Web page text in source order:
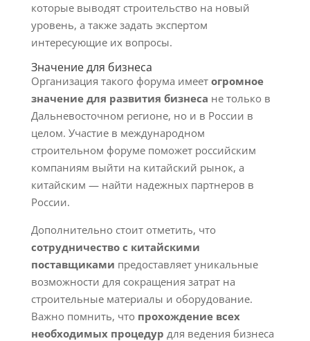
которые выводят строительство на новый
уровень, а также задать экспертом
интересующие их вопросы.
Значение для бизнеса
Организация такого форума имеет огромное
значение для развития бизнеса не только в
Дальневосточном регионе, но и в России в
целом. Участие в международном
строительном форуме поможет российским
компаниям выйти на китайский рынок, а
китайским — найти надежных партнеров в
России.
Дополнительно стоит отметить, что
сотрудничество с китайскими
поставщиками предоставляет уникальные
возможности для сокращения затрат на
строительные материалы и оборудование.
Важно помнить, что прохождение всех
необходимых процедур для ведения бизнеса